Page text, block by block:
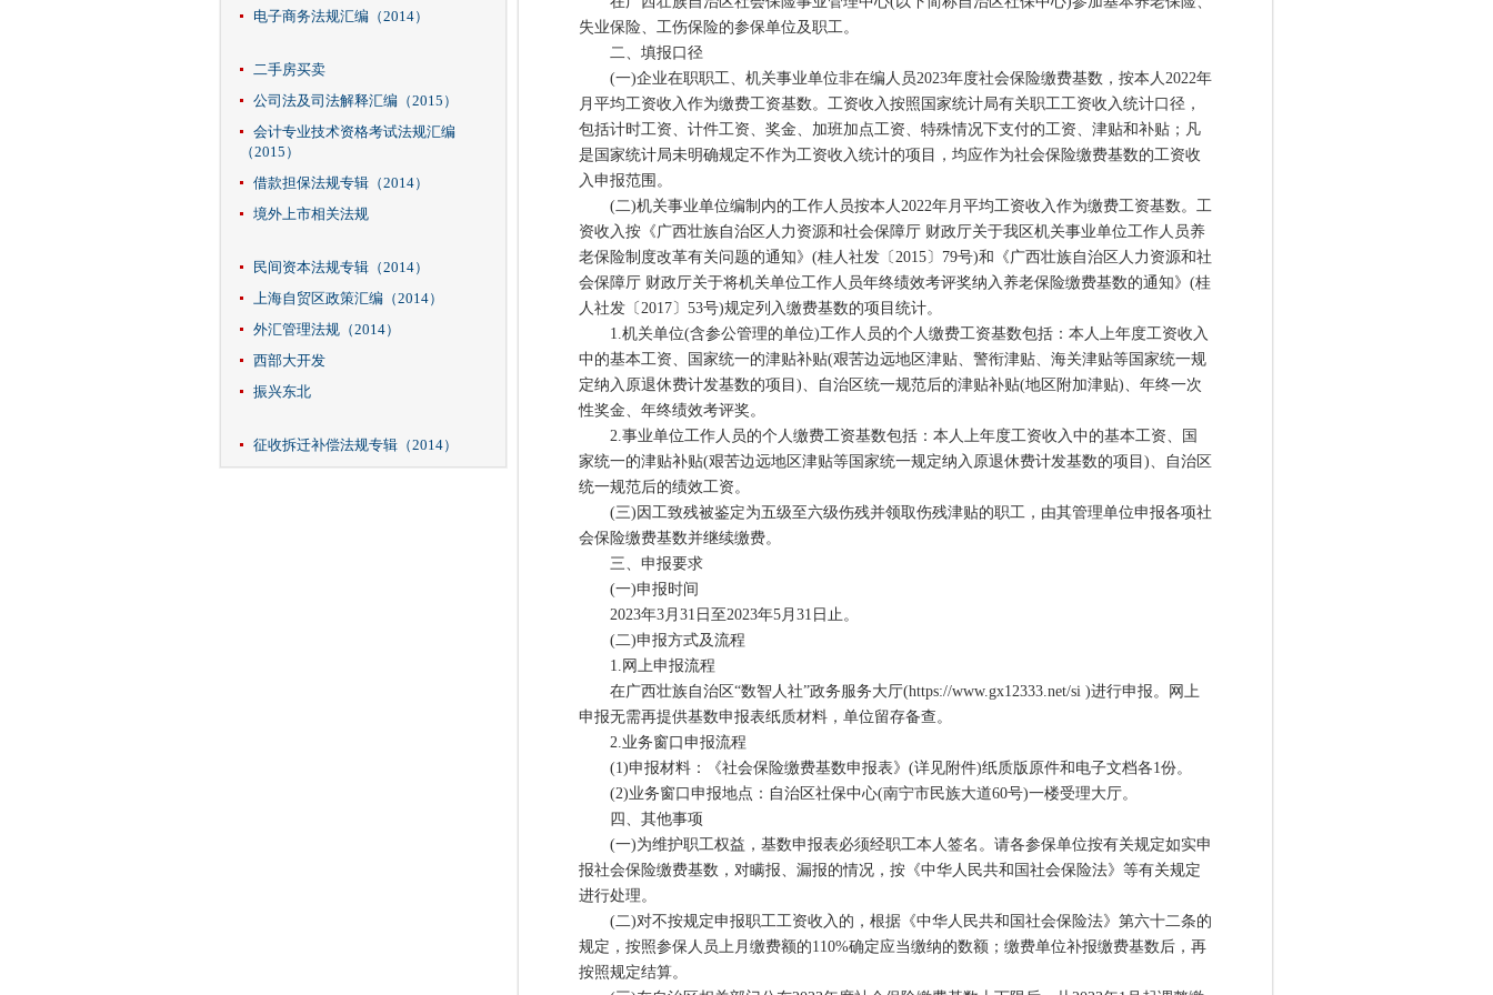
电子商务法规汇编（2014）
二手房买卖
公司法及司法解释汇编（2015）
会计专业技术资格考试法规汇编
（2015）
借款担保法规专辑（2014）
境外上市相关法规
民间资本法规专辑（2014）
上海自贸区政策汇编（2014）
外汇管理法规（2014）
西部大开发
振兴东北
征收拆迁补偿法规专辑（2014）
失业保险、工伤保险的参保单位及职工。
二、填报口径
(一)企业在职职工、机关事业单位非在编人员2023年度社会保险缴费基数，按本人2022年
月平均工资收入作为缴费工资基数。工资收入按照国家统计局有关职工工资收入统计口径，
包括计时工资、计件工资、奖金、加班加点工资、特殊情况下支付的工资、津贴和补贴；凡
是国家统计局未明确规定不作为工资收入统计的项目，均应作为社会保险缴费基数的工资收
入申报范围。
(二)机关事业单位编制内的工作人员按本人2022年月平均工资收入作为缴费工资基数。工
资收入按《广西壮族自治区人力资源和社会保障厅 财政厅关于我区机关事业单位工作人员养
老保险制度改革有关问题的通知》(桂人社发〔2015〕79号)和《广西壮族自治区人力资源和社
会保障厅 财政厅关于将机关单位工作人员年终绩效考评奖纳入养老保险缴费基数的通知》(桂
人社发〔2017〕53号)规定列入缴费基数的项目统计。
1.机关单位(含参公管理的单位)工作人员的个人缴费工资基数包括：本人上年度工资收入
中的基本工资、国家统一的津贴补贴(艰苦边远地区津贴、警衔津贴、海关津贴等国家统一规
定纳入原退休费计发基数的项目)、自治区统一规范后的津贴补贴(地区附加津贴)、年终一次
性奖金、年终绩效考评奖。
2.事业单位工作人员的个人缴费工资基数包括：本人上年度工资收入中的基本工资、国
家统一的津贴补贴(艰苦边远地区津贴等国家统一规定纳入原退休费计发基数的项目)、自治区
统一规范后的绩效工资。
(三)因工致残被鉴定为五级至六级伤残并领取伤残津贴的职工，由其管理单位申报各项社
会保险缴费基数并继续缴费。
三、申报要求
(一)申报时间
2023年3月31日至2023年5月31日止。
(二)申报方式及流程
1.网上申报流程
在广西壮族自治区“数智人社”政务服务大厅(https://www.gx12333.net/si )进行申报。网上
申报无需再提供基数申报表纸质材料，单位留存备查。
2.业务窗口申报流程
(1)申报材料：《社会保险缴费基数申报表》(详见附件)纸质版原件和电子文档各1份。
(2)业务窗口申报地点：自治区社保中心(南宁市民族大道60号)一楼受理大厅。
四、其他事项
(一)为维护职工权益，基数申报表必须经职工本人签名。请各参保单位按有关规定如实申
报社会保险缴费基数，对瞒报、漏报的情况，按《中华人民共和国社会保险法》等有关规定
进行处理。
(二)对不按规定申报职工工资收入的，根据《中华人民共和国社会保险法》第六十二条的
规定，按照参保人员上月缴费额的110%确定应当缴纳的数额；缴费单位补报缴费基数后，再
按照规定结算。